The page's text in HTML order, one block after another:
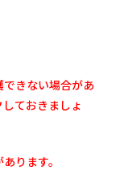
きない場合があ
ておきましょ
ります。